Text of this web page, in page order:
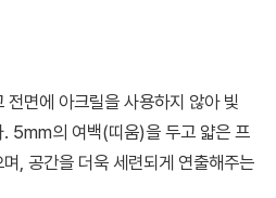
면에 아크릴을 사용하지 않아 빛
. 5mm의 여백(띠움)을 두고 얇은 프
, 공간을 더욱 세련되게 연출해주는